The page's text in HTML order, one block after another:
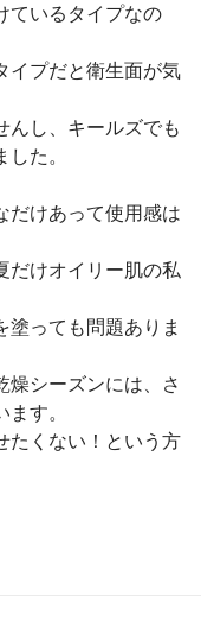
ているタイプなの
イプだと衛生面が気
んし、キールズでも
た。
だけあって使用感は
だけオイリー肌の私
塗っても問題ありま
燥シーズンには、さ
す。
たくない！という方